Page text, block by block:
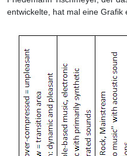
entwickelte, hat mal eine Grafik